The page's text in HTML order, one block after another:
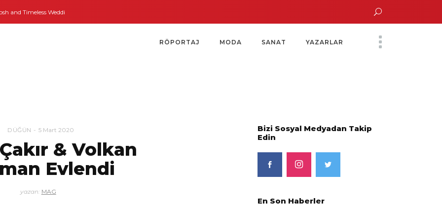
Weddings Bodrum’dan İngiltere’ye Kısa Bir Yolculuk Yoko Ono Sergisi Özel Bir Davetle Açıldı
RÖPORTAJ MODA SANAT YAZARLAR
DÜĞÜN 5 Mart 2020
& Volkan
Evlendi
yazan: MAG
Bizi Sosyal Medyadan Takip
Edin
En Son Haberler